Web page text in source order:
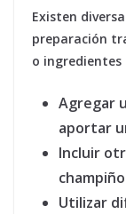
Existen
preparación
o ingredientes
Agregar
aportar
Incluir
Utilizar